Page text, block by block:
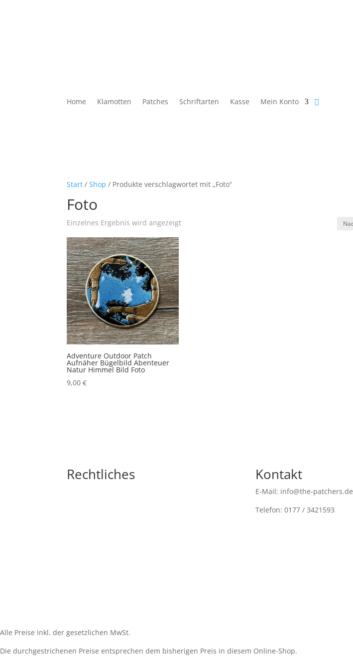
Home Klamotten Patches Schriftarten Kasse Mein Konto
Start /Shop / Produkte verschlagwortet mit „Foto“
Foto
Einzelnes Ergebnis wird angezeigt
Adventure Outdoor Patch
Aufnäher Bügelbild Abenteuer
Natur Himmel Bild Foto
9,00€
Rechtliches Kontakt
E-Mail: info@the-patchers.de
Telefon: 0177 / 3421593
Alle Preise inkl. der gesetzlichen MwSt.
Die durchgestrichenen Preise entsprechen dem bisherigen Preis in diesem Online-Shop.